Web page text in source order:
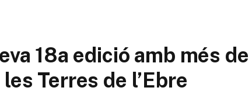
18a edició amb més de
Terres de l’Ebre